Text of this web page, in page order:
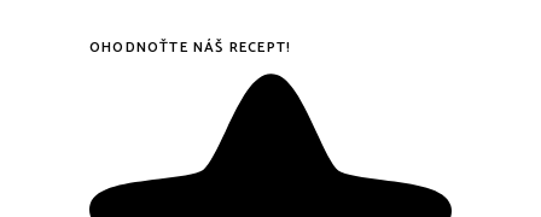
OHODNOŤTE NÁŠ RECEPT!